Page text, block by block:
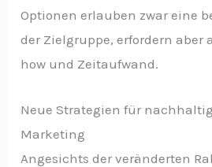
Optionen erlauben zwar eine
der Zielgruppe, erfordern aber
how und Zeitaufwand.
Neue Strategien für
Marketing
Angesichts der veränderten